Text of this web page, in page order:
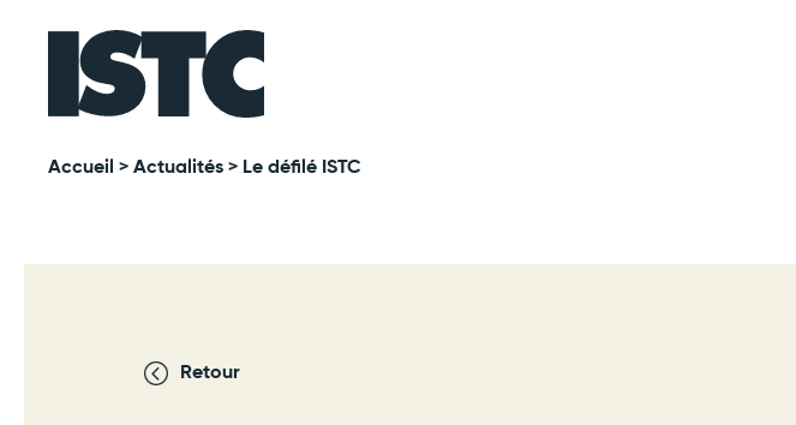
Accueil > Actualités > Le défilé ISTC
Retour